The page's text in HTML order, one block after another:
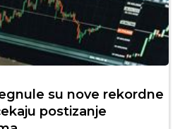
su nove rekordne
postizanje